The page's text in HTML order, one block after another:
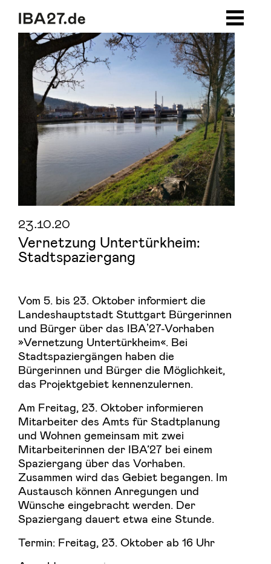
23.10.20
Vernetzung Untertürkheim:
Stadtspaziergang
Vom 5. bis 23. Oktober informiert die
Landeshauptstadt Stuttgart Bürgerinnen
und Bürger über das IBAʼ27-Vorhaben
»Vernetzung Untertürkheim«. Bei
Stadtspaziergängen haben die
Bürgerinnen und Bürger die Möglichkeit,
das Projektgebiet kennenzulernen.
Am Freitag, 23. Oktober informieren
Mitarbeiter des Amts für Stadtplanung
und Wohnen gemeinsam mit zwei
Mitarbeiterinnen der IBA’27 bei einem
Spaziergang über das Vorhaben.
Zusammen wird das Gebiet begangen. Im
Austausch können Anregungen und
Wünsche eingebracht werden. Der
Spaziergang dauert etwa eine Stunde.
Termin: Freitag, 23. Oktober ab 16 Uhr